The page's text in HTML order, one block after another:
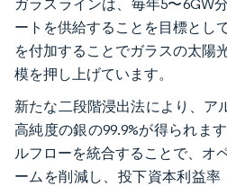
ガラスラインは、毎年5〜6GW
ートを供給することを目標とし
を付加することでガラスの太陽
模を押し上げています。
新たな二段階浸出法により、ア
高純度の銀の99.9%が得られま
ルフローを統合することで、オ
ームを削減し、投下資本利益率